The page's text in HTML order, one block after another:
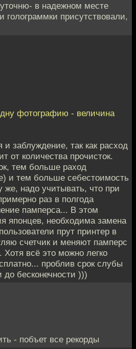
уточню- в надежном месте
голограммки присутствовали,
фотографию - величина
и заблуждение, так как расход
от количества прочисток.
тем больше раход
и тем больше себестоимость
надо учитывать, что при
раз в полгода
памперса... В этом
японцев, необходима замена
прут принтер в
счетчик и меняют памперс
всё это можно легко
проблив срок слубы
до бесконечности )))
- побъет все рекорды